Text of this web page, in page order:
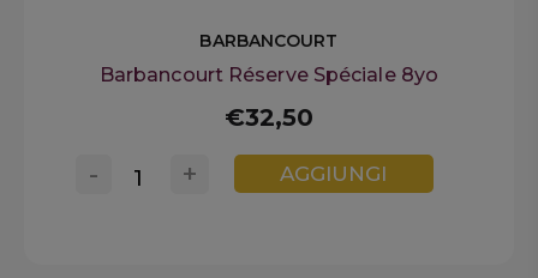
BARBANCOURT
Barbancourt Réserve Spéciale 8yo
€32,50
+
- AGGIUNGI